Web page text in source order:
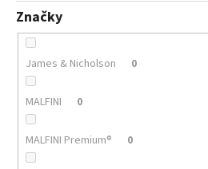
Značky
James & Nicholson 0
MALFINI 0
MALFINI Premium® 0